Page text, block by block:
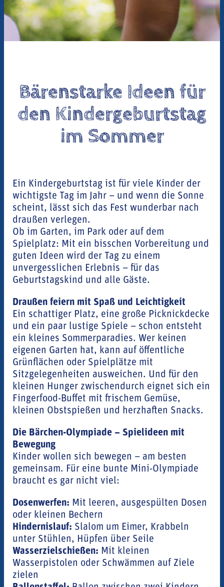
Bärenstarke Ideen für
den Kindergeburtstag
im Sommer
Ein Kindergeburtstag ist für viele Kinder der
wichtigste Tag im Jahr – und wenn die Sonne
scheint, lässt sich das Fest wunderbar nach
draußen verlegen.
Ob im Garten, im Park oder auf dem
Spielplatz: Mit ein bisschen Vorbereitung und
guten Ideen wird der Tag zu einem
unvergesslichen Erlebnis – für das
Geburtstagskind und alle Gäste.
Draußen feiern mit Spaß und Leichtigkeit
Ein schattiger Platz, eine große Picknickdecke
und ein paar lustige Spiele – schon entsteht
ein kleines Sommerparadies. Wer keinen
eigenen Garten hat, kann auf öffentliche
Grünflächen oder Spielplätze mit
Sitzgelegenheiten ausweichen. Und für den
kleinen Hunger zwischendurch eignet sich ein
Fingerfood-Buffet mit frischem Gemüse,
kleinen Obstspießen und herzhaften Snacks.
Die Bärchen-Olympiade – Spielideen mit
Bewegung
Kinder wollen sich bewegen – am besten
gemeinsam. Für eine bunte Mini-Olympiade
braucht es gar nicht viel:
Dosenwerfen: Mit leeren, ausgespülten Dosen
oder kleinen Bechern
Hindernislauf: Slalom um Eimer, Krabbeln
unter Stühlen, Hüpfen über Seile
Wasserzielschießen: Mit kleinen
Wasserpistolen oder Schwämmen auf Ziele
zielen